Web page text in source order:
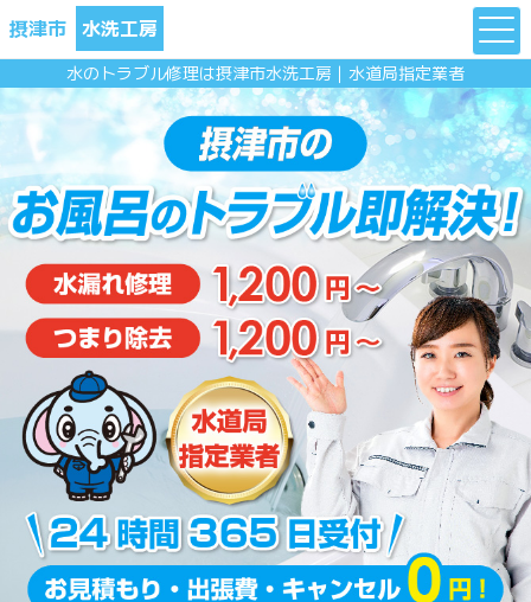
摂津市 水洗工房
水のトラブル修理は摂津市水洗工房｜水道局指定業者